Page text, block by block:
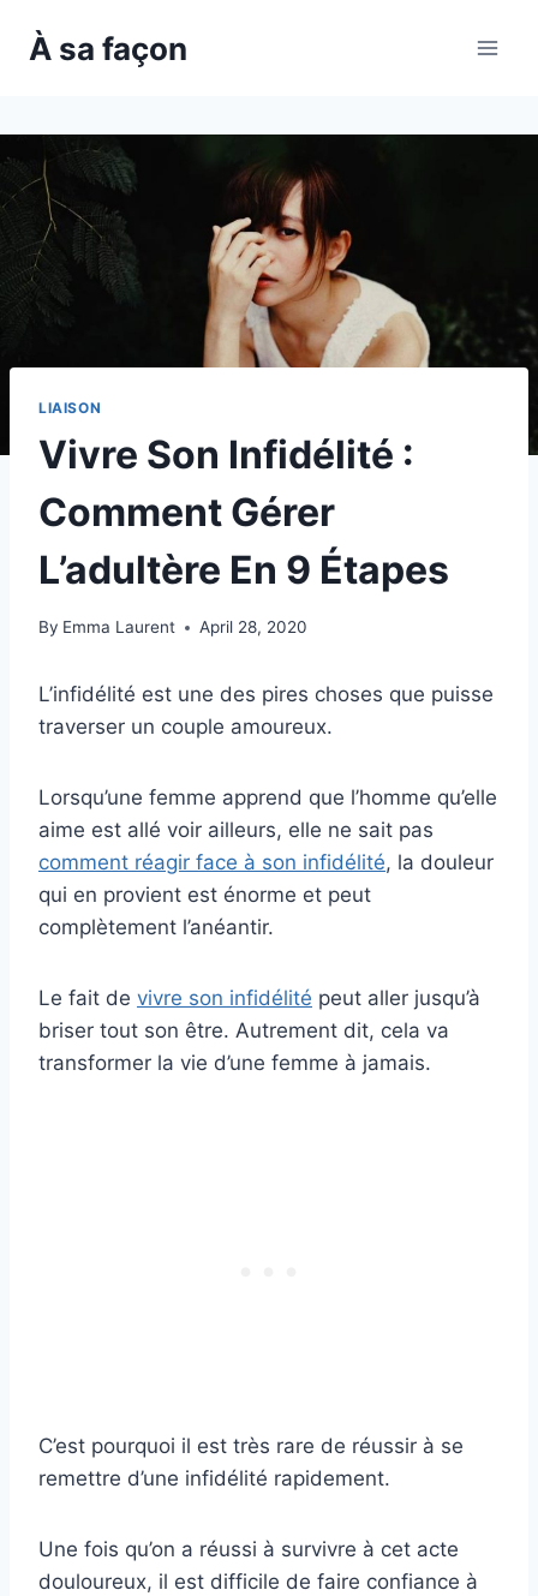
À sa façon
LIAISON
Vivre Son Infidélité :
Comment Gérer
L’adultère En 9 Étapes
By Emma Laurent April 28, 2020
L’infidélité est une des pires choses que puisse
traverser un couple amoureux.
Lorsqu’une femme apprend que l’homme qu’elle
aime est allé voir ailleurs, elle ne sait pas
comment réagir face à son infidélité, la douleur
qui en provient est énorme et peut
complètement l’anéantir.
Le fait de vivre son infidélité peut aller jusqu’à
briser tout son être. Autrement dit, cela va
transformer la vie d’une femme à jamais.
C’est pourquoi il est très rare de réussir à se
remettre d’une infidélité rapidement.
Une fois qu’on a réussi à survivre à cet acte
douloureux, il est difficile de faire confiance à